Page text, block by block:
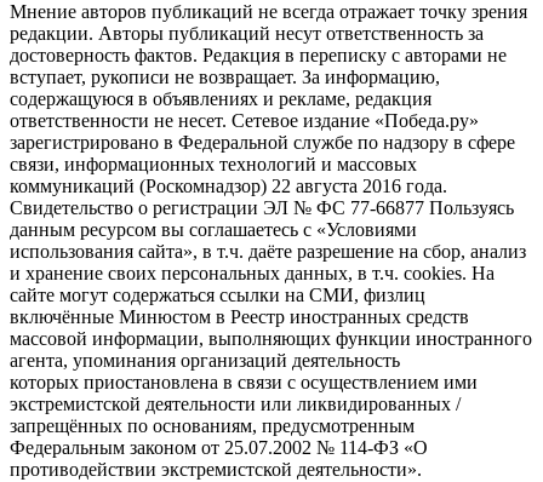
Мнение авторов публикаций не всегда отражает точку зрения
редакции. Авторы публикаций несут ответственность за
достоверность фактов. Редакция в переписку с авторами не
вступает, рукописи не возвращает. За информацию,
содержащуюся в объявлениях и рекламе, редакция
ответственности не несет. Сетевое издание «Победа.ру»
зарегистрировано в Федеральной службе по надзору в сфере
связи, информационных технологий и массовых
коммуникаций (Роскомнадзор) 22 августа 2016 года.
Свидетельство о регистрации ЭЛ № ФС 77-66877 Пользуясь
данным ресурсом вы соглашаетесь с «Условиями
использования сайта», в т.ч. даёте разрешение на сбор, анализ
и хранение своих персональных данных, в т.ч. cookies. На
сайте могут содержаться ссылки на СМИ, физлиц
включённые Минюстом в Реестр иностранных средств
массовой информации, выполняющих функции иностранного
агента, упоминания организаций деятельность
которых приостановлена в связи с осуществлением ими
экстремистской деятельности или ликвидированных /
запрещённых по основаниям, предусмотренным
Федеральным законом от 25.07.2002 № 114-ФЗ «О
противодействии экстремистской деятельности».